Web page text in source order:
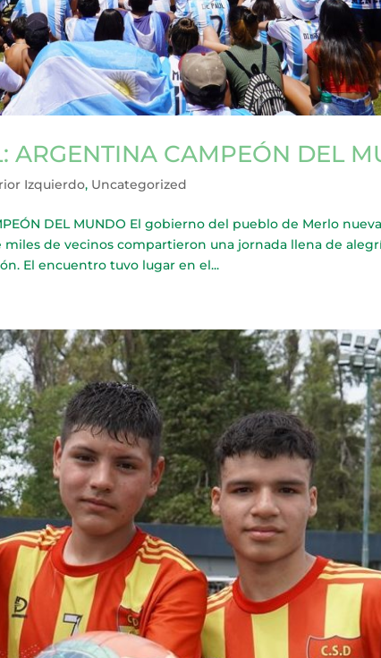
ARGENTINA CAMPEÓN DEL
Izquierdo, Uncategorized
DEL MUNDO El gobierno del pueblo de Merlo
miles de vecinos compartieron una jornada llena de
El encuentro tuvo lugar en el...